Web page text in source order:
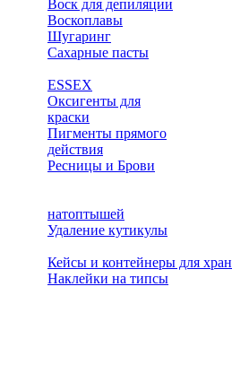
Воск для депиляции
Воскоплавы
Шугаринг
Сахарные пасты
ESSEX
Оксигенты для
краски
Пигменты прямого
действия
Ресницы и Брови
натоптышей
Удаление кутикулы
Кейсы и контейнеры для
Наклейки на типсы